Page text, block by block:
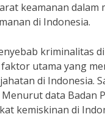
keamanan dalam
di Indonesia.
kriminalitas
utama yang
di Indonesia.
data Badan
kemiskinan di